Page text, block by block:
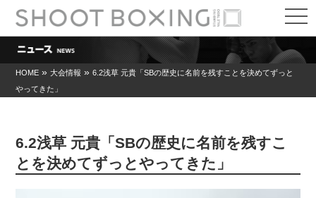
t
o
g
l
o
HOME »大会情報 »6.2浅草 元貴「SBの歴史に名前を残すことを決めてずっと
やってきた」
6.2浅草 元貴「SBの歴史に名前を残すこ
とを決めてずっとやってきた」